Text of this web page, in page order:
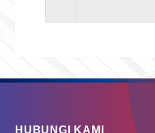
HUBUNGI KAMI